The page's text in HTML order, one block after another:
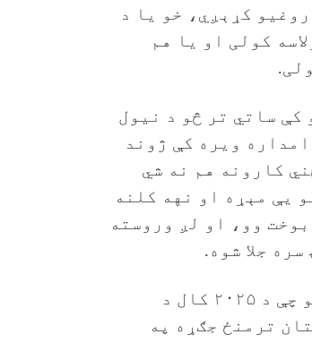
کړېږي، خو یا د
کولی او یا هم
کې ساتي تر څو د نیول
ویره کې ژوند
کارونه هم نه شي
یې مېړه او نهه کلنه
وو، او لږ وروسته
جلا شوه.
د ناوړه چلندونو زیاتوالی هغه مهال پیل شو چې د ۲۰۲۵ کال د
ترمنځ جګړه په